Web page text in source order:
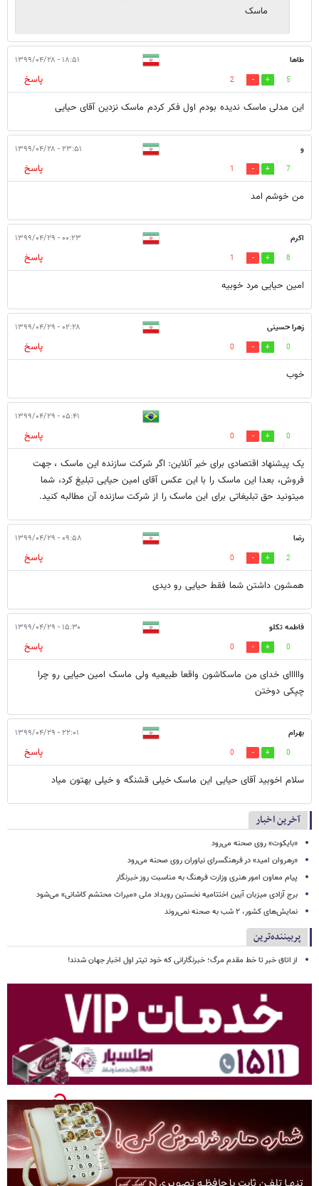
ماسک
طاها ۱۸:۵۱ - ۱۳۹۹/۰۴/۲۸
5
2
پاسخ
این مدلی ماسک ندیده بودم اول فکر کردم ماسک نزدین آقای حیایی
و ۲۳:۵۱ - ۱۳۹۹/۰۴/۲۸
7
1
پاسخ
من خوشم امد
اکرم ۰۰:۲۳ - ۱۳۹۹/۰۴/۲۹
8
1
پاسخ
امین حیایی مرد خوبیه
زهرا حسینی ۰۲:۲۸ - ۱۳۹۹/۰۴/۲۹
0
0
پاسخ
خوب
۰۵:۴۱ - ۱۳۹۹/۰۴/۲۹
0
0
پاسخ
یک پیشنهاد اقتصادی برای خبر آنلاین: اگر شرکت سازنده این ماسک ، جهت
فروش، بعدا این ماسک را با این عکس آقای امین حیایی تبلیغ کرد، شما
میتونید حق تبلیغاتی برای این ماسک را از شرکت سازنده آن مطالبه کنید.
رضا ۰۹:۵۸ - ۱۳۹۹/۰۴/۲۹
2
0
پاسخ
همشون داشتن شما فقط حیایی رو دیدی
فاطمه تکلو ۱۵:۳۰ - ۱۳۹۹/۰۴/۲۹
0
0
پاسخ
وااااای خدای من ماسکاشون واقعا طبیعیه ولی ماسک امین حیایی رو چرا
چپکی دوختن
بهرام ۲۲:۰۱ - ۱۳۹۹/۰۴/۲۹
0
0
پاسخ
سلام اخوبید آقای حیایی این ماسک خیلی قشنگه و خیلی بهتون میاد
آخرین اخبار
«بایکوت» روی صحنه می‌رود
«رهروان امید» در فرهنگسرای نیاوران روی صحنه می‌رود
پیام معاون امور هنری وزارت فرهنگ به مناسبت روز خبرنگار
برج آزادی میزبان آیین اختتامیه نخستین رویداد ملی «میراث محتشم کاشانی» می‌شود
نمایش‌های کشور، ٢ شب به صحنه نمی‌روند
پربیننده‌ترین
از اتاق خبر تا خط مقدم مرگ؛ خبرنگارانی که خود تیتر اول اخبار جهان شدند!